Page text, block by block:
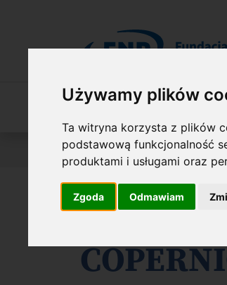
Używamy plików
Ta witryna korzysta z plików
podstawową funkcjonalność
produktami i usługami oraz
Zgoda Odmawiam
O Fundacji
Jesteś tutaj:
Wyniki konkursów
Laureaci